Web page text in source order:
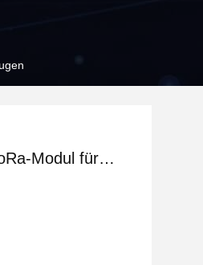
Modul für